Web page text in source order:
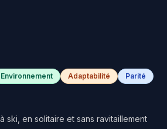
Environnement Adaptabilité
Parité
ski, en solitaire et sans ravitaillement